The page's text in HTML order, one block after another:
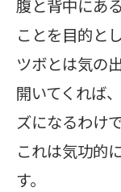
腹と背中にあ
ことを目的と
ツボとは気の
開いてくれば
ズになるわけで
これは気功的
す。